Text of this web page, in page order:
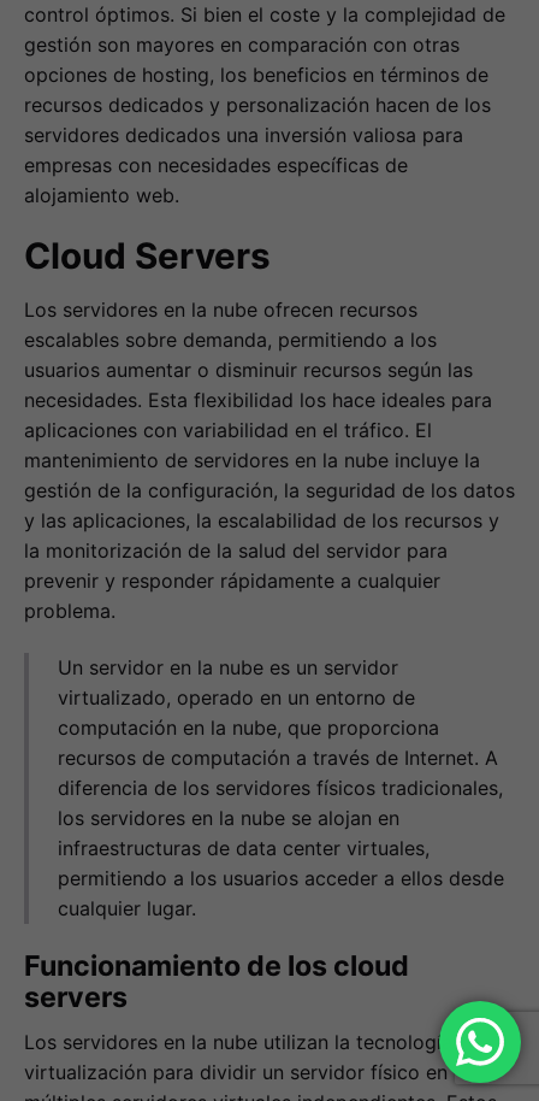
control óptimos. Si bien el coste y la complejidad de
gestión son mayores en comparación con otras
opciones de hosting, los beneficios en términos de
recursos dedicados y personalización hacen de los
servidores dedicados una inversión valiosa para
empresas con necesidades específicas de
alojamiento web.
Cloud Servers
Los servidores en la nube ofrecen recursos
escalables sobre demanda, permitiendo a los
usuarios aumentar o disminuir recursos según las
necesidades. Esta flexibilidad los hace ideales para
aplicaciones con variabilidad en el tráfico. El
mantenimiento de servidores en la nube incluye la
gestión de la configuración, la seguridad de los datos
y las aplicaciones, la escalabilidad de los recursos y
la monitorización de la salud del servidor para
prevenir y responder rápidamente a cualquier
problema.
Un servidor en la nube es un servidor
virtualizado, operado en un entorno de
computación en la nube, que proporciona
recursos de computación a través de Internet. A
diferencia de los servidores físicos tradicionales,
los servidores en la nube se alojan en
infraestructuras de data center virtuales,
permitiendo a los usuarios acceder a ellos desde
cualquier lugar.
Funcionamiento de los cloud
servers
Los servidores en la nube utilizan la tecnología de
virtualización para dividir un servidor físico en